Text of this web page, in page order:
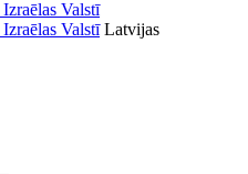
Latvijas